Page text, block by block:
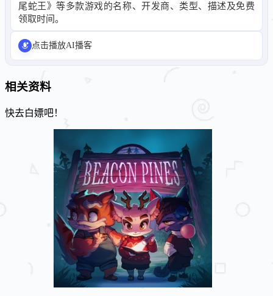
尾蛇王》等多款游戏的名称、开发商、类型、描述及免费
领取时间。
点击播放AI播客
相关资料
快去白嫖吧！